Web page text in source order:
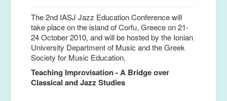
The 2nd IASJ Jazz Education Conference will
take place on the island of Corfu, Greece on 21-
24 October 2010, and will be hosted by the Ionian
University Department of Music and the Greek
Society for Music Education.
Teaching Improvisation - A Bridge over
Classical and Jazz Studies